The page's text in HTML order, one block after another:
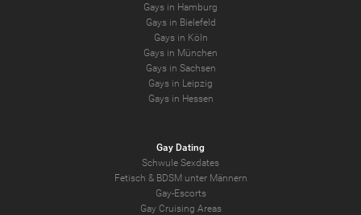
Gays in Hamburg
Gays in Bielefeld
Gays in Köln
Gays in München
Gays in Sachsen
Gays in Leipzig
Gays in Hessen
Gay Dating
Schwule Sexdates
Fetisch & BDSM unter Männern
Gay-Escorts
Gay Cruising Areas